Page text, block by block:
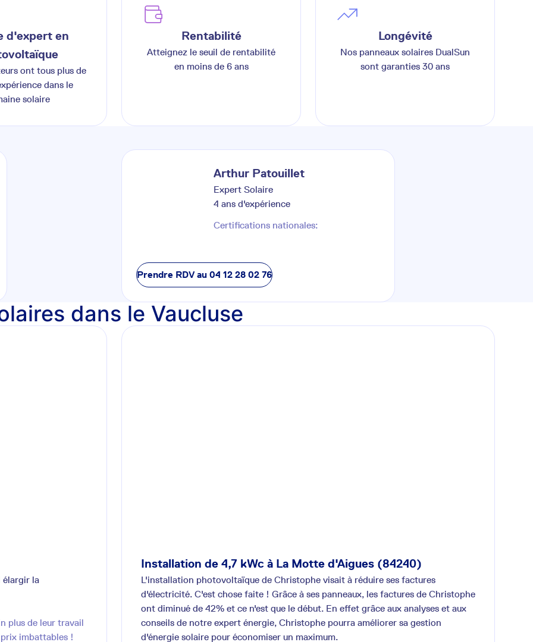
d'expert en
ont tous plus de
dans le
solaire
Rentabilité
Atteignez le seuil de rentabilité
en moins de 6 ans
Longévité
Nos panneaux solaires DualSun
sont garanties 30 ans
Arthur Patouillet
Expert Solaire
4 ans d'expérience
Certifications nationales:
Prendre RDV au 04 12 28 02 76
dans le Vaucluse
élargir la
plus de leur travail
imbattables !
Installation de 4,7 kWc à La Motte d'Aigues (84240)
L'installation photovoltaïque de Christophe visait à réduire ses factures
d'électricité. C'est chose faite ! Grâce à ses panneaux, les factures de Christophe
ont diminué de 42% et ce n'est que le début. En effet grâce aux analyses et aux
conseils de notre expert énergie, Christophe pourra améliorer sa gestion
d'énergie solaire pour économiser un maximum.